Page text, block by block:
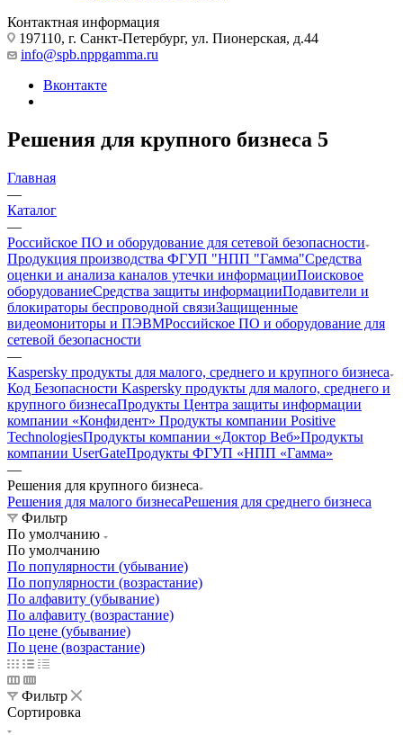
Контактная информация
197110, г. Санкт-Петербург, ул. Пионерская, д.44
info@spb.nppgamma.ru
Вконтакте
Решения для крупного бизнеса 5
Главная
—
Каталог
—
Российское ПО и оборудование для сетевой безопасности
Продукция производства ФГУП "НПП "Гамма"Средства
оценки и анализа каналов утечки информацииПоисковое
оборудованиеСредства защиты информацииПодавители и
блокираторы беспроводной связиЗащищенные
видеомониторы и ПЭВМРоссийское ПО и оборудование для
сетевой безопасности
—
Kaspersky продукты для малого, среднего и крупного бизнеса
Код Безопасности Kaspersky продукты для малого, среднего и
крупного бизнесаПродукты Центра защиты информации
компании «Конфидент» Продукты компании Positive
TechnologiesПродукты компании «Доктор Веб»Продукты
компании UserGateПродукты ФГУП «НПП «Гамма»
—
Решения для крупного бизнеса
Решения для малого бизнесаРешения для среднего бизнеса
Фильтр
По умолчанию
По умолчанию
По популярности (убывание)
По популярности (возрастание)
По алфавиту (убывание)
По алфавиту (возрастание)
По цене (убывание)
По цене (возрастание)
Фильтр
Сортировка